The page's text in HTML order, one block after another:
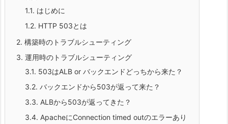
1.1. はじめに
1.2. HTTP 503とは
2. 構築時のトラブルシューティング
3. 運用時のトラブルシューティング
3.1. 503はALB or バックエンドどっちから来た？
3.2. バックエンドから503が返って来た？
3.3. ALBから503が返ってきた？
3.4. ApacheにConnection timed outのエラーあり